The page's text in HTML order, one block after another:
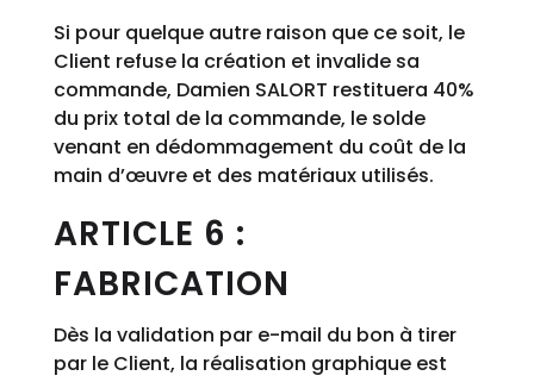
Si pour quelque autre raison que ce soit, le
Client refuse la création et invalide sa
commande, Damien SALORT restituera 40%
du prix total de la commande, le solde
venant en dédommagement du coût de la
main d’œuvre et des matériaux utilisés.
ARTICLE 6 :
FABRICATION
Dès la validation par e-mail du bon à tirer
par le Client, la réalisation graphique est